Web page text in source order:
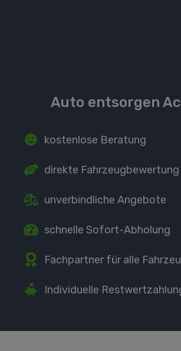
Auto entsorgen
kostenlose Beratung
direkte Fahrzeugbewertung
unverbindliche Angebote
schnelle Sofort-Abholung
Fachpartner für alle
Individuelle